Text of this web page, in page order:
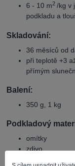
6 - 10 m2 /kg v
podkladu a
Skladování:
36 měsíců od
při teplotě +3
přímým
Balení:
350 g, 1 kg
Podkladový
omítky
zdivo